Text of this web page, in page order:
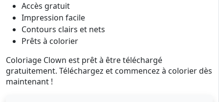
Accès gratuit
Impression facile
Contours clairs et nets
Prêts à colorier
Coloriage Clown est prêt à être téléchargé
gratuitement. Téléchargez et commencez à colorier dès
maintenant !